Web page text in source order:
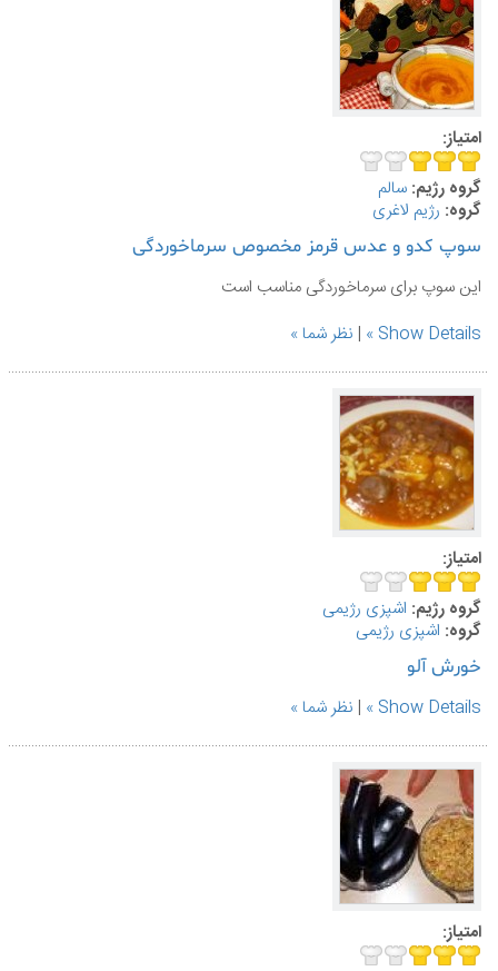
امتیاز:
گروه رژیم: سالم
گروه: رژیم لاغری
سوپ کدو و عدس قرمز مخصوص سرماخوردگی
این سوپ برای سرماخوردگی مناسب است
Show Details
| نظر شما
امتیاز:
گروه رژیم: اشپزی رژیمی
گروه: اشپزی رژیمی
خورش آلو
Show Details
| نظر شما
امتیاز: